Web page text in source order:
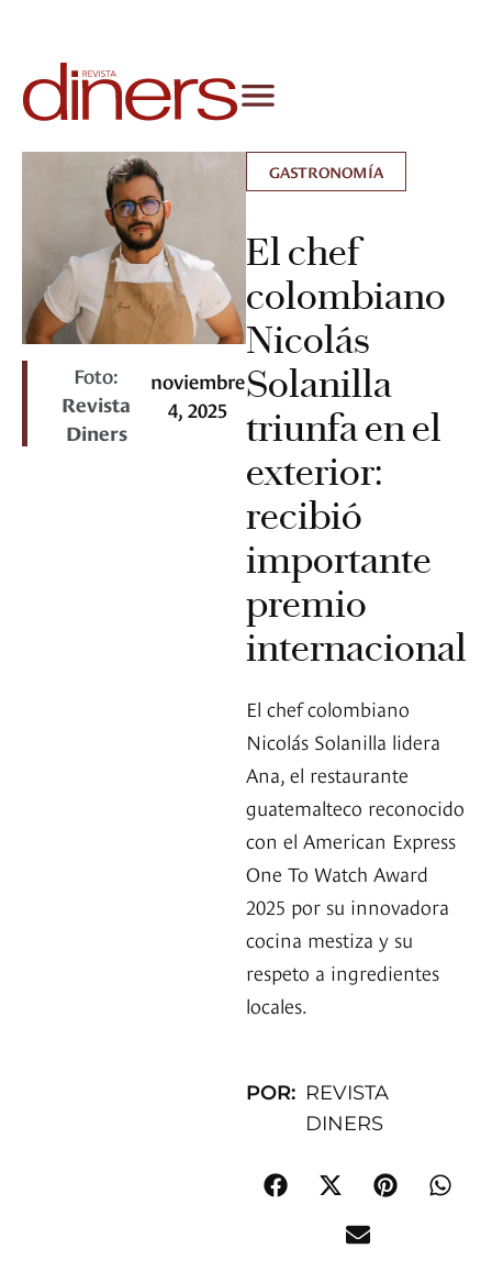
Foto:
Revista
Diners
noviembre
4, 2025
GASTRONOMÍA
El chef
colombiano
Nicolás
Solanilla
triunfa en el
exterior:
recibió
importante
premio
internacional
El chef colombiano
Nicolás Solanilla lidera
Ana, el restaurante
guatemalteco reconocido
con el American Express
One To Watch Award
2025 por su innovadora
cocina mestiza y su
respeto a ingredientes
locales.
POR: REVISTA
DINERS